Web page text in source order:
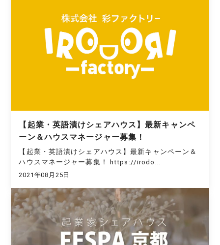
【起業・英語漬けシェアハウス】最新キャンペ
ーン＆ハウスマネージャー募集！
【起業・英語漬けシェアハウス】最新キャンペーン＆
ハウスマネージャー募集！ https://irodo...
2021年08月25日